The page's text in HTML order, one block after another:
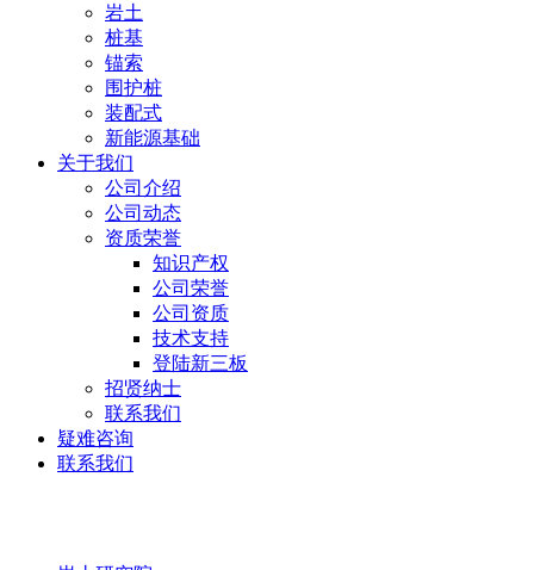
岩土
桩基
锚索
围护桩
装配式
新能源基础
关于我们
公司介绍
公司动态
资质荣誉
知识产权
公司荣誉
公司资质
技术支持
登陆新三板
招贤纳士
联系我们
疑难咨询
联系我们